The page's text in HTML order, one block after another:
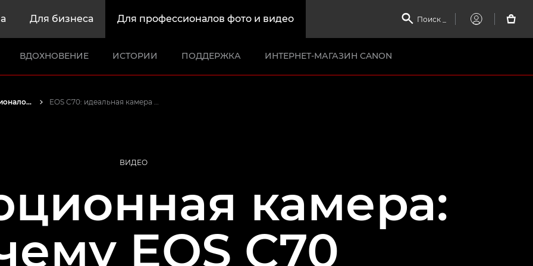
Для бизнеса Для профессионалов фото и видео  Поиск
My

ВДОХНОВЕНИЕ ИСТОРИИ ПОДДЕРЖКА ИНТЕРНЕТ-МАГАЗИН CANON
Истории от профессионалов: вдохновляющие идеи для печати, а также фото- и видеосъемки EOS C70: идеальная камера для создания музыкальных видео
ВИДЕО
камера:
EOS C70